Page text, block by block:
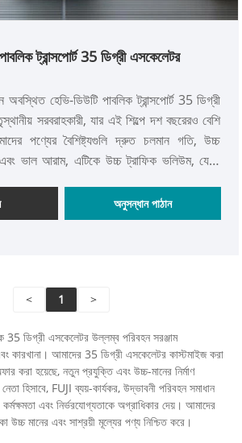
ট্রান্সপোর্ট 35 ডিগ্রী এসকেলেটর
হেভি-ডিউটি ​​পাবলিক ট্রান্সপোর্ট 35 ডিগ্রী
সরবরাহকারী, যার এই শিল্পে দশ বছরেরও বেশি
পণ্যের বৈশিষ্ট্যগুলি দ্রুত চলমান গতি, উচ্চ
ভাল আরাম, এটিকে উচ্চ ট্রাফিক ভলিউম, যেমন
সুবিধাগুলির জন্য উপযুক্ত করে তোলে। আমাদের হেভি-
35 ডিগ্রি এসকেলেটরগুলি দক্ষিণ-পূর্ব এশিয়া এবং
অনুসন্ধান পাঠান
< 1 >
ডিগ্রী এসকেলেটর উল্লম্ব পরিবহন সরঞ্জাম
কারখানা। আমাদের 35 ডিগ্রী এসকেলেটর কাস্টমাইজ করা
করা হয়েছে, নতুন প্রযুক্তি এবং উচ্চ-মানের নির্মাণ
হিসাবে, FUJI ব্যয়-কার্যকর, উদ্ভাবনী পরিবহন সমাধান
এবং নির্ভরযোগ্যতাকে অগ্রাধিকার দেয়। আমাদের
উচ্চ মানের এবং সাশ্রয়ী মূল্যের পণ্য নিশ্চিত করে।